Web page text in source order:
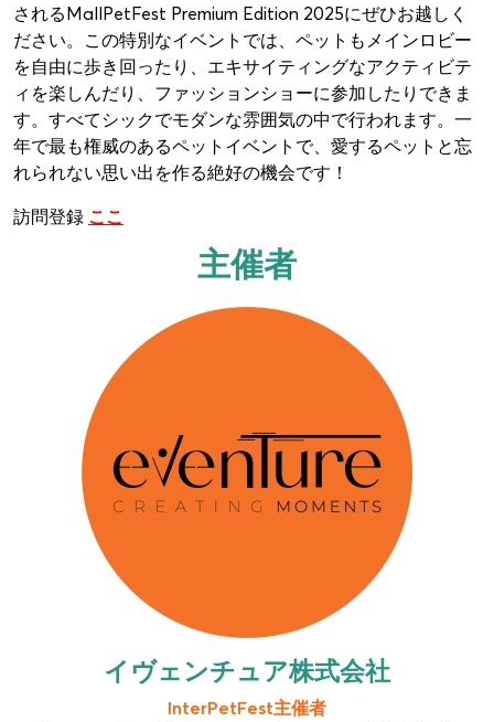
されるMallPetFest Premium Edition 2025にぜひお越しく
ださい。この特別なイベントでは、ペットもメインロビー
を自由に歩き回ったり、エキサイティングなアクティビテ
ィを楽しんだり、ファッションショーに参加したりできま
す。すべてシックでモダンな雰囲気の中で行われます。一
年で最も権威のあるペットイベントで、愛するペットと忘
れられない思い出を作る絶好の機会です！
訪問登録 ここ
主催者
イヴェンチュア株式会社
InterPetFest主催者